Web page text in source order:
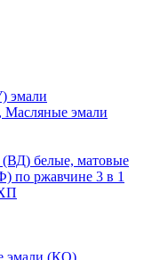
эмали
эмали
белые, матовые
по ржавчине 3 в 1
эмали (КО)